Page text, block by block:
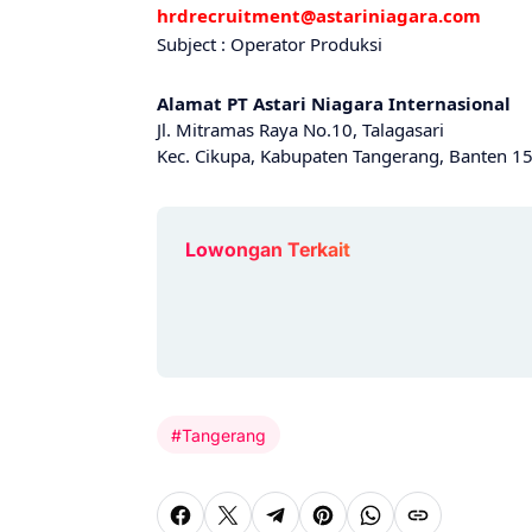
hrdrecruitment@astariniagara.com
Subject : Operator Produksi
Alamat PT Astari Niagara Internasional
Jl. Mitramas Raya No.10, Talagasari
Kec. Cikupa, Kabupaten Tangerang, Banten
Lowongan Terkait
#Tangerang